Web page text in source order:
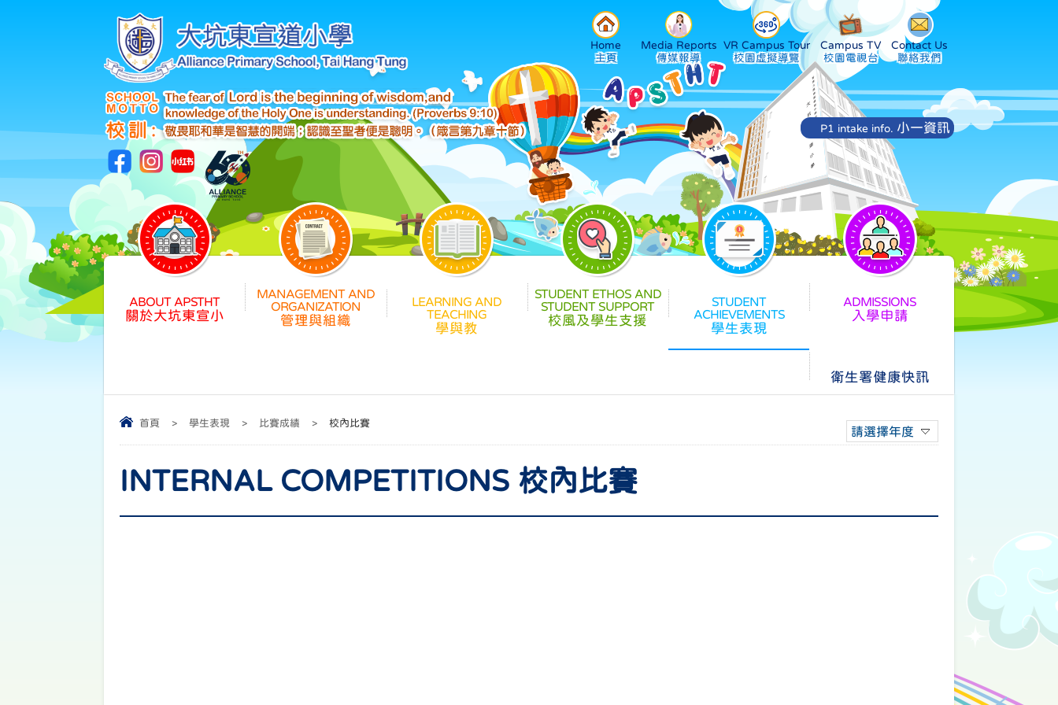
Home Media Reports VR Campus Tour Campus TV Contact Us
P1 intake info. 小一資訊
關於大坑東宣小 管理與組織
學與教
校風及學生支援
學生表現
入學申請
衛生署健康快訊
首頁 > 學生表現 > 比賽成績 > 校內比賽
請選擇年度
INTERNAL COMPETITIONS 校內比賽